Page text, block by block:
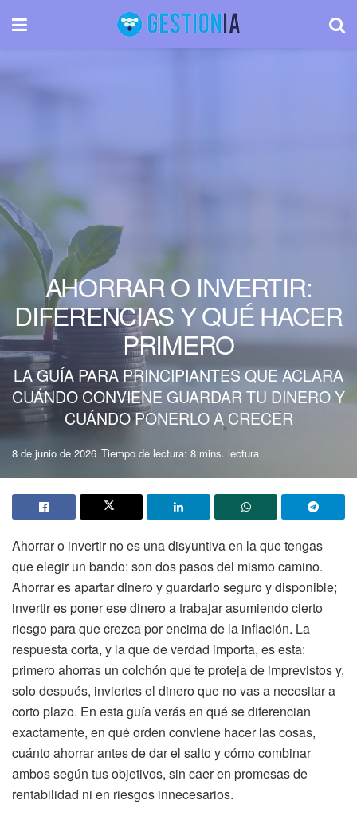
AHORRAR O INVERTIR:
DIFERENCIAS Y QUÉ HACER
PRIMERO
LA GUÍA PARA PRINCIPIANTES QUE ACLARA
CUÁNDO CONVIENE GUARDAR TU DINERO Y
CUÁNDO PONERLO A CRECER
8 de junio de 2026 Tiempo de lectura: 8 mins. lectura
Ahorrar o invertir no es una disyuntiva en la que tengas
que elegir un bando: son dos pasos del mismo camino.
Ahorrar es apartar dinero y guardarlo seguro y disponible;
invertir es poner ese dinero a trabajar asumiendo cierto
riesgo para que crezca por encima de la inflación. La
respuesta corta, y la que de verdad importa, es esta:
primero ahorras un colchón que te proteja de imprevistos y,
solo después, inviertes el dinero que no vas a necesitar a
corto plazo. En esta guía verás en qué se diferencian
exactamente, en qué orden conviene hacer las cosas,
cuánto ahorrar antes de dar el salto y cómo combinar
ambos según tus objetivos, sin caer en promesas de
rentabilidad ni en riesgos innecesarios.